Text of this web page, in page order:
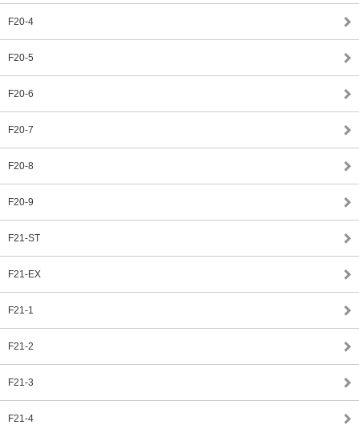
F20-4
F20-5
F20-6
F20-7
F20-8
F20-9
F21-ST
F21-EX
F21-1
F21-2
F21-3
F21-4